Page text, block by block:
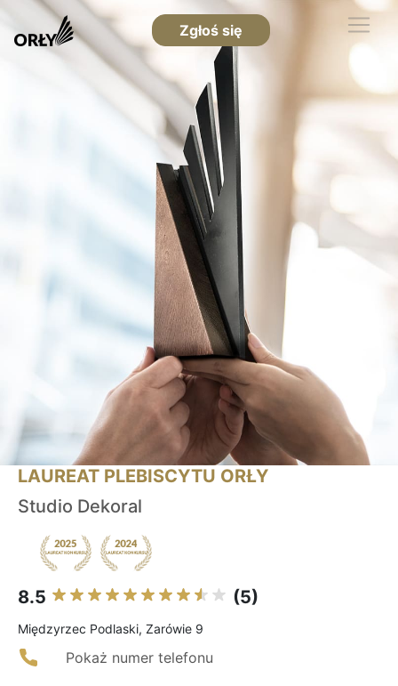
Zgłoś się
LAUREAT PLEBISCYTU ORŁY
Studio Dekoral
8.5 (5)
Międzyrzec Podlaski, Zarówie 9
Pokaż numer telefonu